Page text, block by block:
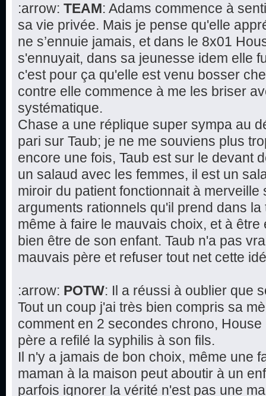
:arrow: TEAM: Adams commence à
sa vie privée. Mais je pense qu'elle
ne s’ennuie jamais, et dans le 8x01
s'ennuyait, dans sa jeunesse idem elle
c'est pour ça qu'elle est venu bosser
contre elle commence à me les briser
systématique.
Chase a une réplique super sympa au
pari sur Taub; je ne me souviens plus
encore une fois, Taub est sur le devant
un salaud avec les femmes, il est un
miroir du patient fonctionnait à
arguments rationnels qu'il prend dans
même à faire le mauvais choix, et à
bien être de son enfant. Taub n'a pas
mauvais père et refuser tout net cette
:arrow: POTW: Il a réussi à oublier que
Tout un coup j'ai très bien compris sa
comment en 2 secondes chrono,
père a refilé la syphilis à son fils.
Il n'y a jamais de bon choix, même une
maman à la maison peut aboutir à un
parfois ignorer la vérité n'est pas une